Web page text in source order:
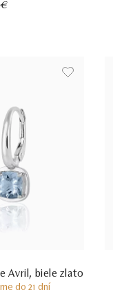
€
Avril, biele zlato
do 21 dní